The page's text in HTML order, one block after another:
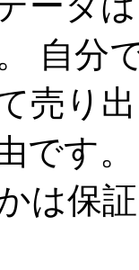
自分
売り
です
は保